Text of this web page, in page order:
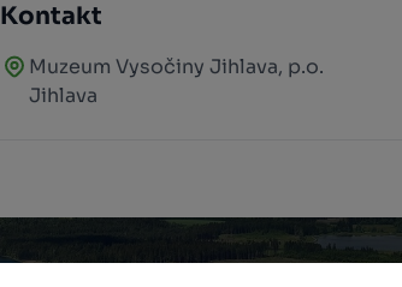
Kontakt
Muzeum Vysočiny Jihlava, p.o.
Jihlava